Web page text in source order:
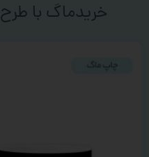
خریدماگ با طرح